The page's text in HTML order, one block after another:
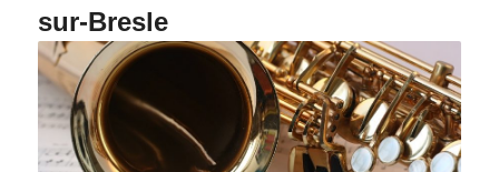
sur-Bresle